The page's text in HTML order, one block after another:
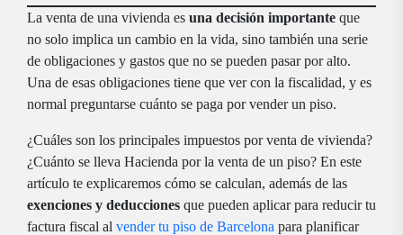
La venta de una vivienda es una decisión importante que
no solo implica un cambio en la vida, sino también una serie
de obligaciones y gastos que no se pueden pasar por alto.
Una de esas obligaciones tiene que ver con la fiscalidad, y es
normal preguntarse cuánto se paga por vender un piso.
¿Cuáles son los principales impuestos por venta de vivienda?
¿Cuánto se lleva Hacienda por la venta de un piso? En este
artículo te explicaremos cómo se calculan, además de las
exenciones y deducciones que pueden aplicar para reducir tu
factura fiscal al vender tu piso de Barcelona para planificar